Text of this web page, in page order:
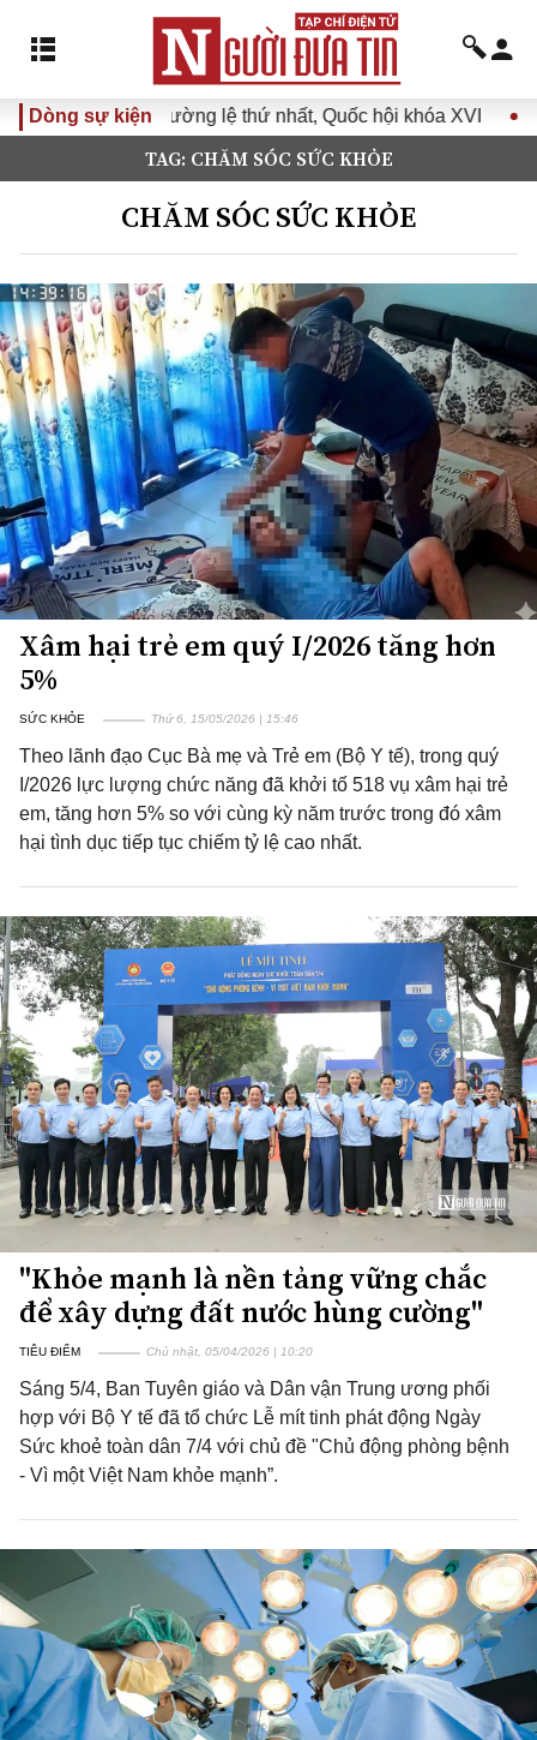
Dòng sự kiện
thứ nhất, Quốc hội khóa XVI Đưa Nghị quyết Đại hội
TAG: CHĂM SÓC SỨC KHỎE
CHĂM SÓC SỨC KHỎE
Xâm hại trẻ em quý I/2026 tăng hơn
5%
SỨC KHỎE Thứ 6, 15/05/2026 | 15:46
Theo lãnh đạo Cục Bà mẹ và Trẻ em (Bộ Y tế), trong quý
I/2026 lực lượng chức năng đã khởi tố 518 vụ xâm hại trẻ
em, tăng hơn 5% so với cùng kỳ năm trước trong đó xâm
hại tình dục tiếp tục chiếm tỷ lệ cao nhất.
"Khỏe mạnh là nền tảng vững chắc
để xây dựng đất nước hùng cường"
TIÊU ĐIỂM Chủ nhật, 05/04/2026 | 10:20
Sáng 5/4, Ban Tuyên giáo và Dân vận Trung ương phối
hợp với Bộ Y tế đã tổ chức Lễ mít tinh phát động Ngày
Sức khoẻ toàn dân 7/4 với chủ đề "Chủ động phòng bệnh
- Vì một Việt Nam khỏe mạnh”.